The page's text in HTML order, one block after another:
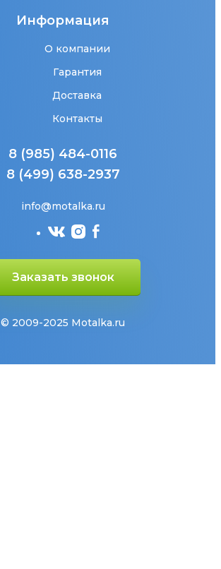
Информация
О компании
Гарантия
Доставка
Контакты
8 (985) 484-0116
8 (499) 638-2937
info@motalka.ru
Заказать звонок
© 2009-2025 Motalka.ru